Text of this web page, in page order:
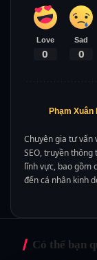
Love
0
Sad
0
Phạm Xuân
Chuyên gia tư vấn
SEO, truyền
lĩnh vực, bao gồm
đến cá nhân kinh
Có thể bạn